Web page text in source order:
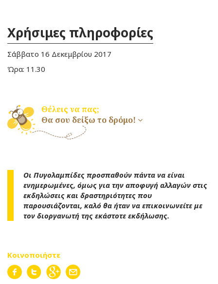
Χρήσιμες πληροφορίες
Σάββατο 16 Δεκεμβρίου 2017
Ώρα: 11.30
Θέλεις να πας;
Θα σου δείξω το δρόμο!
Οι Πυγολαμπίδες προσπαθούν πάντα να είναι
ενημερωμένες, όμως για την αποφυγή αλλαγών στις
εκδηλώσεις και δραστηριότητες που
παρουσιάζονται, καλό θα ήταν να επικοινωνείτε με
τον διοργανωτή της εκάστοτε εκδήλωσης.
Κοινοποιήστε